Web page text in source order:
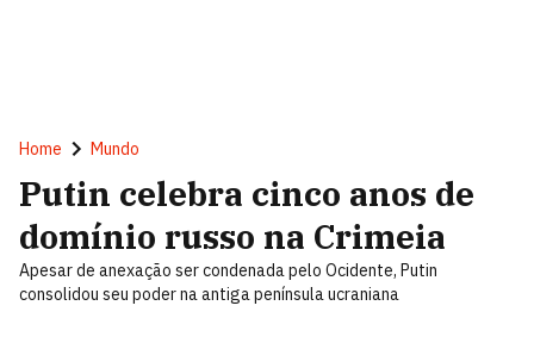
Home Mundo
Putin celebra cinco anos de
domínio russo na Crimeia
Apesar de anexação ser condenada pelo Ocidente, Putin
consolidou seu poder na antiga península ucraniana